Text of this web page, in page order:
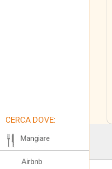
CERCA DOVE:
Mangiare
Airbnb